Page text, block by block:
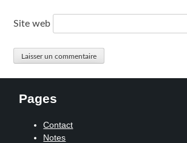
Site web
Pages
Contact
Notes